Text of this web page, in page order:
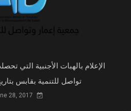
الإعلام بالهبات الأجنبية التي
تواصل للتنمية بقابس بتاريخ 15/08/